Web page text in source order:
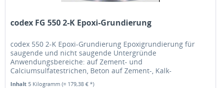
codex FG 550 2-K Epoxi-Grundierung
codex 550 2-K Epoxi-Grundierung Epoxigrundierung für
saugende und nicht saugende Untergründe
Anwendungsbereiche: auf Zement- und
Calciumsulfatestrichen, Beton auf Zement-, Kalk-
Inhalt 5 Kilogramm(= 179,38 € *)